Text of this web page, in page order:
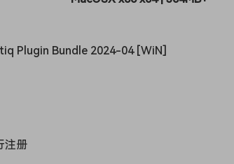
Plugin Bundle 2024-04 [WiN]
注册